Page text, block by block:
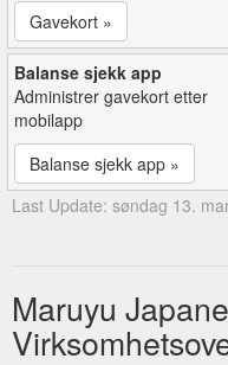
Gavekort »
Balanse sjekk app
Administrer gavekort etter
mobilapp
Balanse sjekk app »
Last Update: søndag 13.
Maruyu